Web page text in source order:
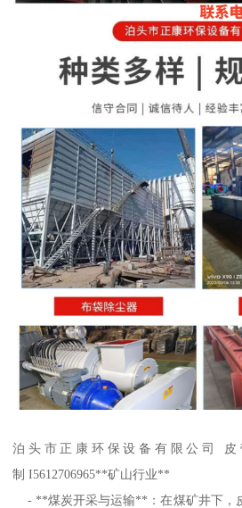
泊头市正康环保设备有限公司
制 I5612706965**矿山行业**
- **煤炭开采与运输**：在煤矿井下，